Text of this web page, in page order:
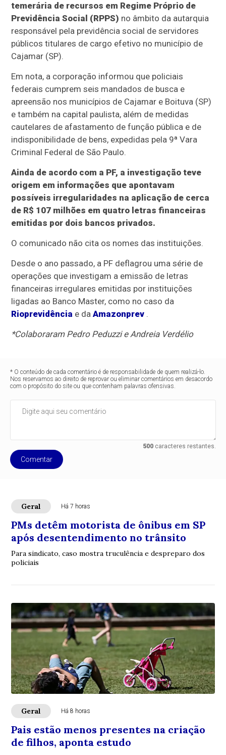
temerária de recursos em Regime Próprio de
Previdência Social (RPPS) no âmbito da autarquia
responsável pela previdência social de servidores
públicos titulares de cargo efetivo no município de
Cajamar (SP).
Em nota, a corporação informou que policiais
federais cumprem seis mandados de busca e
apreensão nos municípios de Cajamar e Boituva (SP)
e também na capital paulista, além de medidas
cautelares de afastamento de função pública e de
indisponibilidade de bens, expedidas pela 9ª Vara
Criminal Federal de São Paulo.
Ainda de acordo com a PF, a investigação teve
origem em informações que apontavam
possíveis irregularidades na aplicação de cerca
de R$ 107 milhões em quatro letras financeiras
emitidas por dois bancos privados.
O comunicado não cita os nomes das instituições.
Desde o ano passado, a PF deflagrou uma série de
operações que investigam a emissão de letras
financeiras irregulares emitidas por instituições
ligadas ao Banco Master, como no caso da
Rioprevidência e daAmazonprev .
*Colaboraram Pedro Peduzzi e Andreia Verdélio
* O conteúdo de cada comentário é de responsabilidade de quem realizá-lo.
Nos reservamos ao direito de reprovar ou eliminar comentários em desacordo
com o propósito do site ou que contenham palavras ofensivas.
500caracteres restantes.
Comentar
Geral Há 7 horas
PMs detêm motorista de ônibus em SP
após desentendimento no trânsito
Para sindicato, caso mostra truculência e despreparo dos
policiais
Geral Há 8 horas
Pais estão menos presentes na criação
de filhos, aponta estudo